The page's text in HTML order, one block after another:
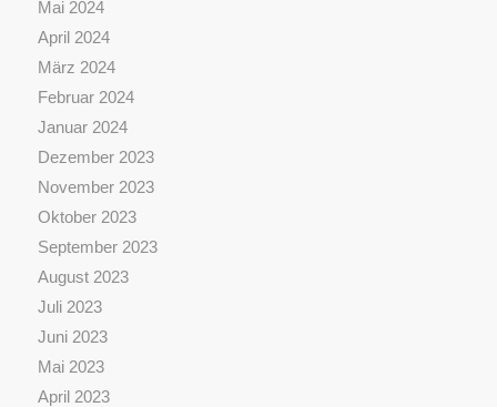
Mai 2024
April 2024
März 2024
Februar 2024
Januar 2024
Dezember 2023
November 2023
Oktober 2023
September 2023
August 2023
Juli 2023
Juni 2023
Mai 2023
April 2023